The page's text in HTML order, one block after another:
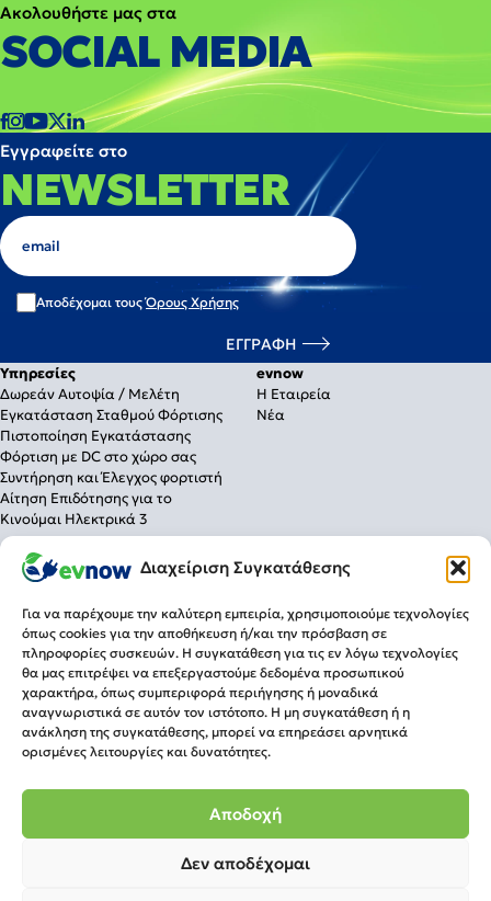
Διαχείριση Συγκατάθεσης
Για να παρέχουμε την καλύτερη εμπειρία, χρησιμοποιούμε τεχνολογίες
όπως cookies για την αποθήκευση ή/και την πρόσβαση σε
πληροφορίες συσκευών. Η συγκατάθεση για τις εν λόγω τεχνολογίες
θα μας επιτρέψει να επεξεργαστούμε δεδομένα προσωπικού
χαρακτήρα, όπως συμπεριφορά περιήγησης ή μοναδικά
αναγνωριστικά σε αυτόν τον ιστότοπο. Η μη συγκατάθεση ή η
ανάκληση της συγκατάθεσης, μπορεί να επηρεάσει αρνητικά
ορισμένες λειτουργίες και δυνατότητες.
Αποδοχή
Δεν αποδέχομαι
Ακολουθήστε μας στα
SOCIAL MEDIA
Εγγραφείτε στο
NEWSLETTER
Αποδέχομαι τουςΌρους Χρήσης
Υπηρεσίες
Δωρεάν Αυτοψία / Μελέτη
Εγκατάσταση Σταθμού Φόρτισης
Πιστοποίηση Εγκατάστασης
Φόρτιση με DC στο χώρο σας
Συντήρηση και Έλεγχος φορτιστή
Αίτηση Επιδότησης για το
Κινούμαι Ηλεκτρικά 3
evnow
Η Εταιρεία
Νέα
Λύσεις Φόρτισης
Για το σπίτι
Για δημόσια χρήση
Πληροφορίες
Τρόποι Αποστολής
Τρόποι Πληρωμής
Επιστροφές
Επικοινωνία
Δ. Γούναρη 96 & Λεωφ. Κηφισίας,
Μαρούσι Τ.Κ. 15125
info@evnow.gr
Ωράριο
Δευ-Παρ 09:00-21:00
Σάββατο 09:00-15:00